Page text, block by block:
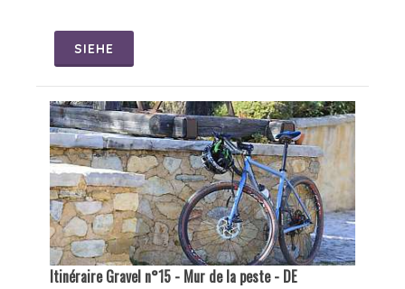
SIEHE
Itinéraire Gravel n°15 - Mur de la peste - DE